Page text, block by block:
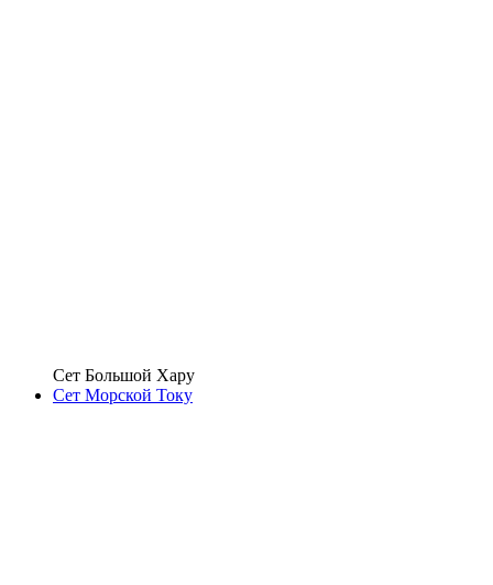
Сет Большой Хару
Сет Морской Току